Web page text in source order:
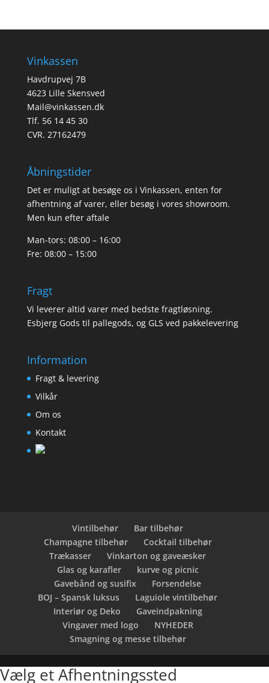
Vinkassen
Havdrupvej 7B
4623 Lille Skensved
Mail@vinkassen.dk
Tlf. 56 14 45 30
CVR. 27162479
Åbningstider
Det er muligt at besøge os i Vinkassen, enten for
afhentning af varer, eller besøg i vores showroom.
Men kun efter aftale
Man-tors: 08:00 – 16:00
Fre: 08:00 – 15:00
Fragt
Vi leverer altid varer med bedste fragtløsning.
Esbjerg Gods til pallegods, og GLS ved pakkelevering
Information
Fragt & levering
Vilkår
Om os
Kontakt
Vintilbehør
Bar tilbehør
Champagne tilbehør
Cocktail tilbehør
Trækasser
Vinkarton og gaveæsker
Glas og karafler
kurve og picnic
Gavebånd og susifix
Forsendelse
BOJ – Spansk luksus
Laguiole vintilbehør
Interiør og Deko
Gaveindpakning
Vingaver med logo
NYHEDER
Smagning og messe tilbehør
Vælg et Afhentningssted